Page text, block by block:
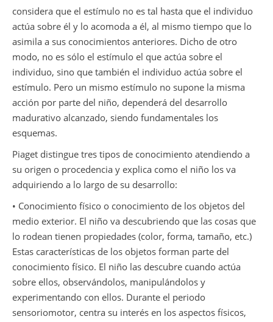
considera que el estímulo no es tal hasta que el individuo
actúa sobre él y lo acomoda a él, al mismo tiempo que lo
asimila a sus conocimientos anteriores. Dicho de otro
modo, no es sólo el estímulo el que actúa sobre el
individuo, sino que también el individuo actúa sobre el
estímulo. Pero un mismo estímulo no supone la misma
acción por parte del niño, dependerá del desarrollo
madurativo alcanzado, siendo fundamentales los
esquemas.
Piaget distingue tres tipos de conocimiento atendiendo a
su origen o procedencia y explica como el niño los va
adquiriendo a lo largo de su desarrollo:
• Conocimiento físico o conocimiento de los objetos del
medio exterior. El niño va descubriendo que las cosas que
lo rodean tienen propiedades (color, forma, tamaño, etc.)
Estas características de los objetos forman parte del
conocimiento físico. El niño las descubre cuando actúa
sobre ellos, observándolos, manipulándolos y
experimentando con ellos. Durante el periodo
sensoriomotor, centra su interés en los aspectos físicos,